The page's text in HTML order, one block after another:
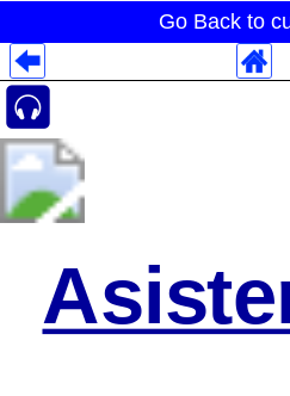
Go Back to
Despliegues Analytics
Despliegues Totales
Despliegues por Rubros